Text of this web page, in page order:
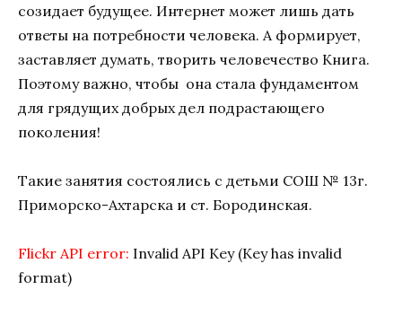
созидает будущее. Интернет может лишь дать
ответы на потребности человека. А формирует,
заставляет думать, творить человечество Книга.
Поэтому важно, чтобы она стала фундаментом
для грядущих добрых дел подрастающего
поколения!
Такие занятия состоялись с детьми СОШ № 13г.
Приморско-Ахтарска и ст. Бородинская.
Flickr API error: Invalid API Key (Key has invalid
format)